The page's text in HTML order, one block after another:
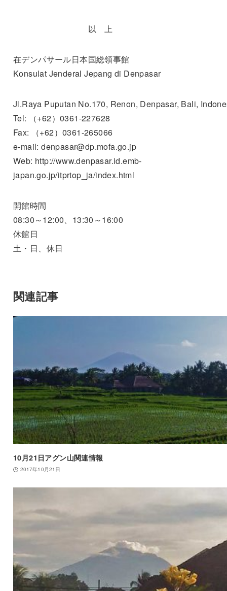
以 上
在デンパサール日本国総領事館
Konsulat Jenderal Jepang di Denpasar
Jl.Raya Puputan No.170, Renon, Denpasar, Bali,
Tel: （+62）0361-227628
Fax: （+62）0361-265066
e-mail: denpasar@dp.mofa.go.jp
Web: http://www.denpasar.id.emb-
japan.go.jp/itprtop_ja/index.html
開館時間
08:30～12:00、13:30～16:00
休館日
土・日、休日
関連記事
10月21日アグン山関連情報
2017年10月21日